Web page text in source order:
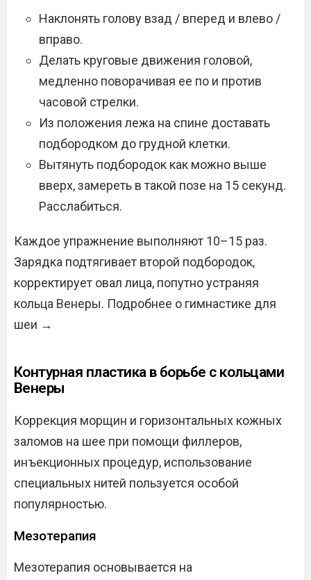
Наклонять голову взад / вперед и влево /
вправо.
Делать круговые движения головой,
медленно поворачивая ее по и против
часовой стрелки.
Из положения лежа на спине доставать
подбородком до грудной клетки.
Вытянуть подбородок как можно выше
вверх, замереть в такой позе на 15 секунд.
Расслабиться.
Каждое упражнение выполняют 10–15 раз.
Зарядка подтягивает второй подбородок,
корректирует овал лица, попутно устраняя
кольца Венеры. Подробнее о гимнастике для
шеи →
Контурная пластика в борьбе с кольцами
Венеры
Коррекция морщин и горизонтальных кожных
заломов на шее при помощи филлеров,
инъекционных процедур, использование
специальных нитей пользуется особой
популярностью.
Мезотерапия
Мезотерапия основывается на